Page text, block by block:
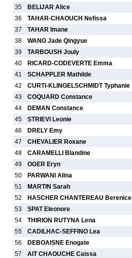
35
BELIJAR Alice
36
TAHAR-CHAOUCH Nefissa
37
TAHAR Imane
38
WANG Jade Qingyue
39
TARBOUSH Jouly
40
RICARD-CODEVERTE Emma
41
SCHAPPLER Mathilde
42
CURTI-KLINGELSCHMIDT Typhanie
43
COQUARD Constance
44
DEMAN Constance
45
STRIEVI Leonie
46
DRELY Emy
47
CHEVALIER Roxane
48
CARAMELLI Blandine
49
OGER Eryn
50
PARWANI Alina
51
MARTIN Sarah
52
HASCHER CHANTEREAU Berenice
53
SPAT Eleonore
54
THIRION RUTYNA Lena
55
CADILHAC-SEFFINO Lea
56
DEBOAISNE Enogate
57
AIT CHAOUCHE Caissa